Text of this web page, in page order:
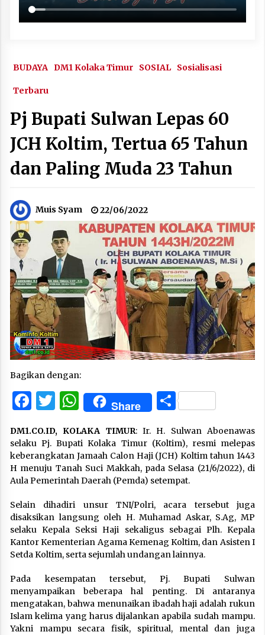
BUDAYA DM1 Kolaka Timur SOSIAL Sosialisasi
Terbaru
Pj Bupati Sulwan Lepas 60
JCH Koltim, Tertua 65 Tahun
dan Paling Muda 23 Tahun
Muis Syam 22/06/2022
Bagikan dengan:
Facebook
Twitter
WhatsApp
Share Share
DM1.CO.ID, KOLAKA TIMUR: Ir. H. Sulwan Aboenawas
selaku Pj. Bupati Kolaka Timur (Koltim), resmi melepas
keberangkatan Jamaah Calon Haji (JCH) Koltim tahun 1443
H menuju Tanah Suci Makkah, pada Selasa (21/6/2022), di
Aula Pemerintah Daerah (Pemda) setempat.
Selain dihadiri unsur TNI/Polri, acara tersebut juga
disaksikan langsung oleh H. Muhamad Askar, S.Ag, MP
selaku Kepala Seksi Haji sekaligus sebagai Plh. Kepala
Kantor Kementerian Agama Kemenag Koltim, dan Asisten I
Setda Koltim, serta sejumlah undangan lainnya.
Pada kesempatan tersebut, Pj. Bupati Sulwan
menyampaikan beberapa hal penting. Di antaranya
mengatakan, bahwa menunaikan ibadah haji adalah rukun
Islam kelima yang harus dijalankan apabila sudah mampu.
Yakni mampu secara fisik, spiritual, mental dan juga